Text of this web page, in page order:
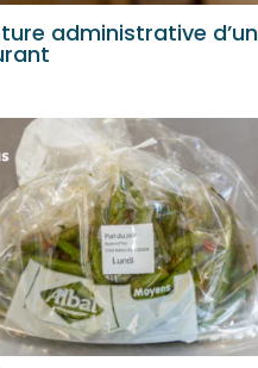
administrative d’un